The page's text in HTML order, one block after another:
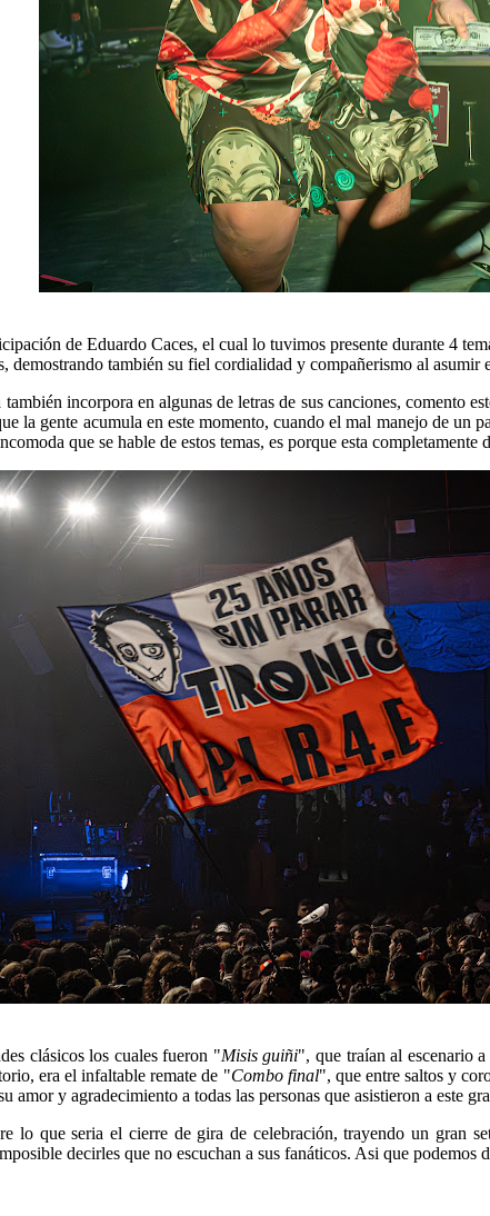
de Eduardo Caces, el cual lo tuvimos presente durante 4
demostrando también su fiel cordialidad y compañerismo al asumir
incorpora en algunas de letras de sus canciones, comento
la gente acumula en este momento, cuando el mal manejo de un
que se hable de estos temas, es porque esta completamente
clásicos los cuales fueron "Misis guiñi", que traían al escenario
era el infaltable remate de "Combo final", que entre saltos y
amor y agradecimiento a todas las personas que asistieron a este
lo que seria el cierre de gira de celebración, trayendo un gran
decirles que no escuchan a sus fanáticos. Asi que